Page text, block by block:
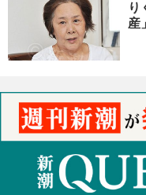
産